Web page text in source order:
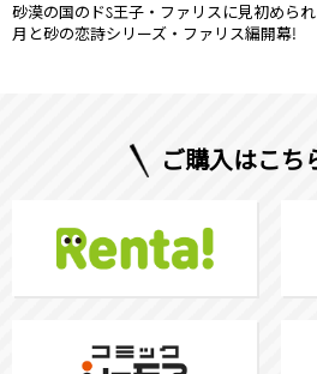
砂漠の国のドS王子・ファリスに見初めら
月と砂の恋詩シリーズ・ファリス編開幕!
ご購入はこち